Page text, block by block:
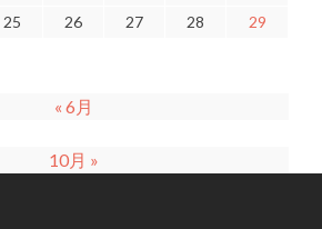
25 26 27 28
29
« 6月
10月 »